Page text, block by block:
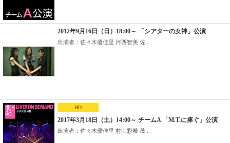
2012年9月16日（日）18:00～ 「シアターの女神」公演
出演者：佐々木優佳里 河西智美 佐...
HD
2017年3月18日（土）14:00～ チームA 「M.T.に捧ぐ」公演
出演者：佐々木優佳里 村山彩希 茂...